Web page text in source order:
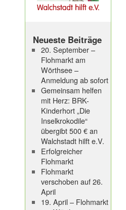
Neueste Beiträge
20. September –
Flohmarkt am
Wörthsee –
Anmeldung ab sofort
Gemeinsam helfen
mit Herz: BRK-
Kinderhort „Die
Inselkrokodile“
übergibt 500 € an
Walchstadt hilft e.V.
Erfolgreicher
Flohmarkt
Flohmarkt
verschoben auf 26.
April
19. April – Flohmarkt